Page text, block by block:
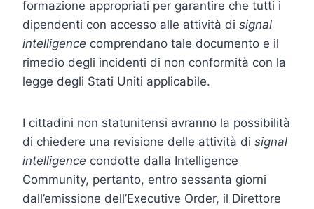
formazione appropriati per garantire che tutti i
dipendenti con accesso alle attività di signal
intelligence comprendano tale documento e il
rimedio degli incidenti di non conformità con la
legge degli Stati Uniti applicabile.
I cittadini non statunitensi avranno la possibilità
di chiedere una revisione delle attività di signal
intelligence condotte dalla Intelligence
Community, pertanto, entro sessanta giorni
dall’emissione dell’Executive Order, il Direttore